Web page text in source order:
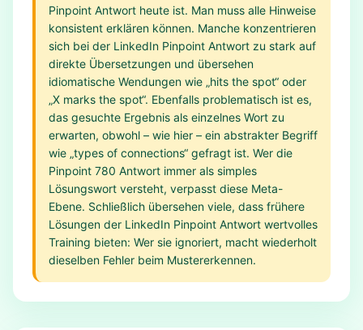
Pinpoint Antwort heute ist. Man muss alle Hinweise
konsistent erklären können. Manche konzentrieren
sich bei der LinkedIn Pinpoint Antwort zu stark auf
direkte Übersetzungen und übersehen
idiomatische Wendungen wie „hits the spot“ oder
„X marks the spot“. Ebenfalls problematisch ist es,
das gesuchte Ergebnis als einzelnes Wort zu
erwarten, obwohl – wie hier – ein abstrakter Begriff
wie „types of connections“ gefragt ist. Wer die
Pinpoint 780 Antwort immer als simples
Lösungswort versteht, verpasst diese Meta-
Ebene. Schließlich übersehen viele, dass frühere
Lösungen der LinkedIn Pinpoint Antwort wertvolles
Training bieten: Wer sie ignoriert, macht wiederholt
dieselben Fehler beim Mustererkennen.